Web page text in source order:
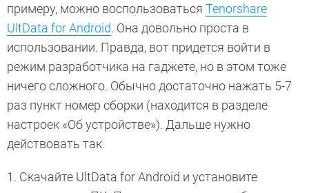
примеру, можно воспользоваться Tenorshare
UltData for Android. Она довольно проста в
использовании. Правда, вот придется войти в
режим разработчика на гаджете, но в этом тоже
ничего сложного. Обычно достаточно нажать 5-7
раз пункт номер сборки (находится в разделе
настроек «Об устройстве»). Дальше нужно
действовать так.
1. Скачайте UltData for Android и установите